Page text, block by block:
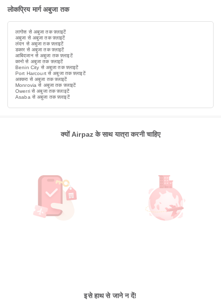
लोकप्रिय मार्ग अबुजा तक
लागोस से अबुजा तक फ़्लाइटें
अबुजा से अबुजा तक फ़्लाइटें
लंदन से अबुजा तक फ़्लाइटें
डकार से अबुजा तक फ़्लाइटें
आबिदजान से अबुजा तक फ़्लाइटें
कानो से अबुजा तक फ़्लाइटें
Benin City से अबुजा तक फ़्लाइटें
Port Harcourt से अबुजा तक फ़्लाइटें
अक्करा से अबुजा तक फ़्लाइटें
Monrovia से अबुजा तक फ़्लाइटें
Owerri से अबुजा तक फ़्लाइटें
Asaba से अबुजा तक फ़्लाइटें
क्यों Airpaz के साथ यात्रा करनी चाहिए
इसे हाथ से जाने न दें!